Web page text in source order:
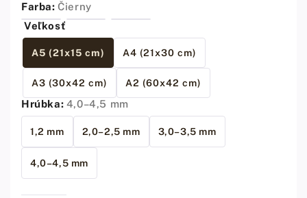
Farba:Čierny
Veľkosť
A5 (21x15 cm) A4 (21x30 cm)
A3 (30x42 cm) A2 (60x42 cm)
Hrúbka: 4,0–4,5 mm
1,2 mm 2,0–2,5 mm 3,0–3,5 mm
4,0–4,5 mm